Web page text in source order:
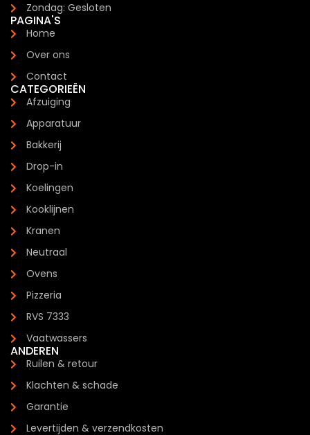
Zondag: Gesloten
PAGINA'S
Home
Over ons
Contact
CATEGORIEËN
Afzuiging
Apparatuur
Bakkerij
Drop-in
Koelingen
Kooklijnen
Kranen
Neutraal
Ovens
Pizzeria
RVS 7333
Vaatwassers
ANDEREN
Ruilen & retour
Klachten & schade
Garantie
Levertijden & verzendkosten